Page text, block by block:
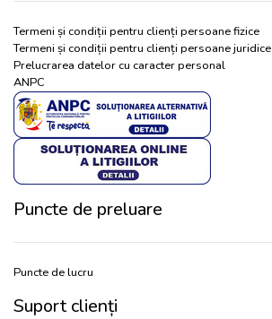
Termeni și condiții pentru clienți persoane fizice
Termeni și condiții pentru clienți persoane juridice
Prelucrarea datelor cu caracter personal
ANPC
Puncte de preluare
Puncte de lucru
Suport clienți